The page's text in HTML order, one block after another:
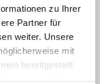
zu Ihrer
Partner für
weiter. Unsere
mit
bereitgestellt